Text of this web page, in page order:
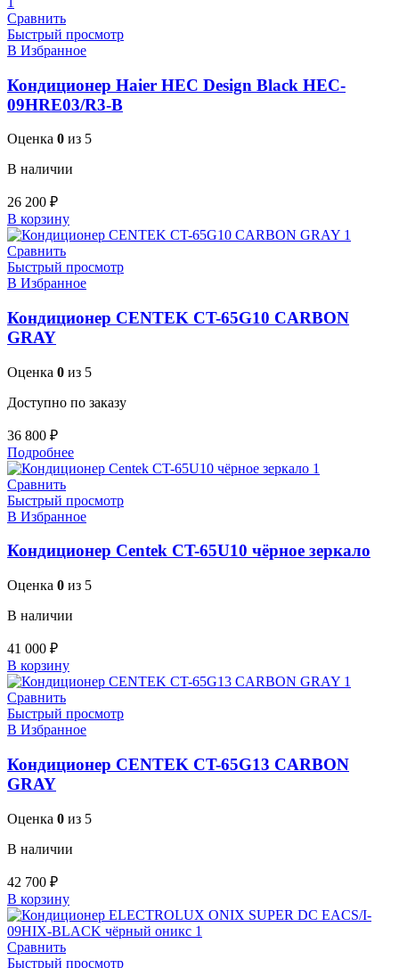
Сравнить
Быстрый просмотр
В Избранное
Кондиционер Haier HEC Design Black HEC-
09HRE03/R3-B
Оценка 0 из 5
В наличии
26 200 ₽
В корзину
Сравнить
Быстрый просмотр
В Избранное
Кондиционер CENTEK CT-65G10 CARBON
GRAY
Оценка 0 из 5
Доступно по заказу
36 800 ₽
Подробнее
Сравнить
Быстрый просмотр
В Избранное
Кондиционер Centek CT-65U10 чёрное зеркало
Оценка 0 из 5
В наличии
41 000 ₽
В корзину
Сравнить
Быстрый просмотр
В Избранное
Кондиционер CENTEK CT-65G13 CARBON
GRAY
Оценка 0 из 5
В наличии
42 700 ₽
В корзину
Сравнить
Быстрый просмотр